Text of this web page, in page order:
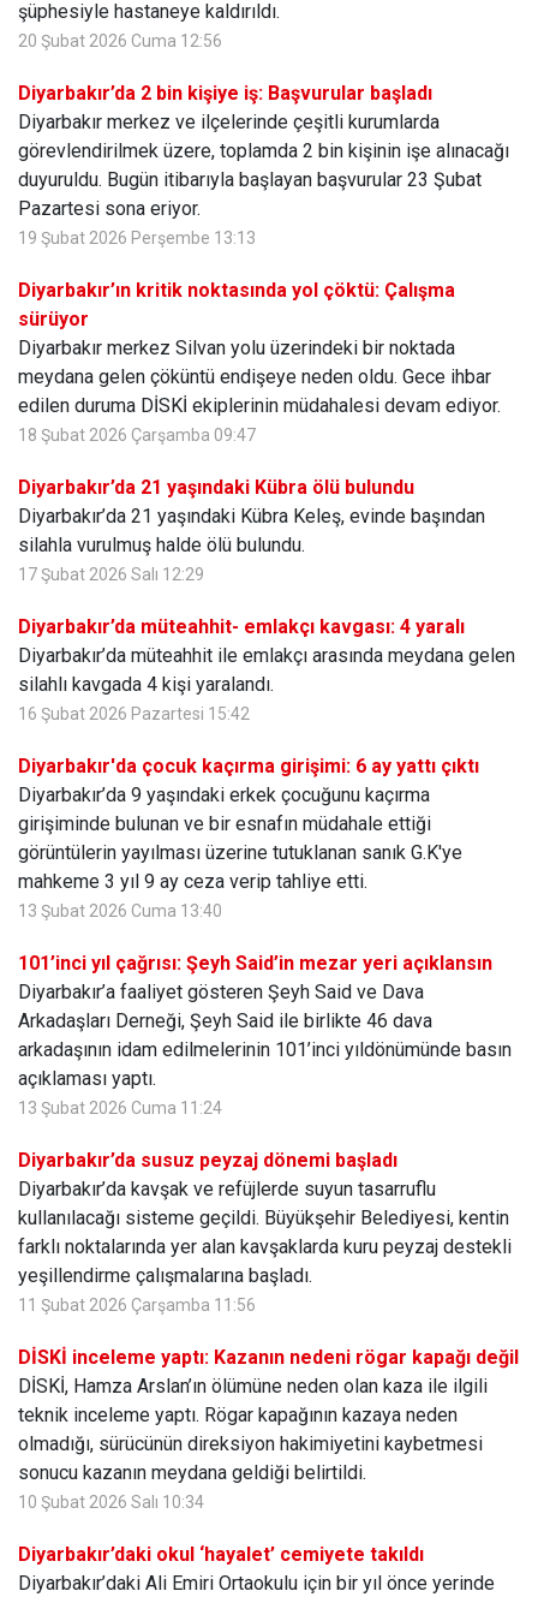
şüphesiyle hastaneye kaldırıldı.
20 Şubat 2026 Cuma 12:56
Diyarbakır’da 2 bin kişiye iş: Başvurular başladı
Diyarbakır merkez ve ilçelerinde çeşitli kurumlarda
görevlendirilmek üzere, toplamda 2 bin kişinin işe alınacağı
duyuruldu. Bugün itibarıyla başlayan başvurular 23 Şubat
Pazartesi sona eriyor.
19 Şubat 2026 Perşembe 13:13
Diyarbakır’ın kritik noktasında yol çöktü: Çalışma
sürüyor
Diyarbakır merkez Silvan yolu üzerindeki bir noktada
meydana gelen çöküntü endişeye neden oldu. Gece ihbar
edilen duruma DİSKİ ekiplerinin müdahalesi devam ediyor.
18 Şubat 2026 Çarşamba 09:47
Diyarbakır’da 21 yaşındaki Kübra ölü bulundu
Diyarbakır’da 21 yaşındaki Kübra Keleş, evinde başından
silahla vurulmuş halde ölü bulundu.
17 Şubat 2026 Salı 12:29
Diyarbakır’da müteahhit- emlakçı kavgası: 4 yaralı
Diyarbakır’da müteahhit ile emlakçı arasında meydana gelen
silahlı kavgada 4 kişi yaralandı.
16 Şubat 2026 Pazartesi 15:42
Diyarbakır'da çocuk kaçırma girişimi: 6 ay yattı çıktı
Diyarbakır’da 9 yaşındaki erkek çocuğunu kaçırma
girişiminde bulunan ve bir esnafın müdahale ettiği
görüntülerin yayılması üzerine tutuklanan sanık G.K'ye
mahkeme 3 yıl 9 ay ceza verip tahliye etti.
13 Şubat 2026 Cuma 13:40
101’inci yıl çağrısı: Şeyh Said’in mezar yeri açıklansın
Diyarbakır’a faaliyet gösteren Şeyh Said ve Dava
Arkadaşları Derneği, Şeyh Said ile birlikte 46 dava
arkadaşının idam edilmelerinin 101’inci yıldönümünde basın
açıklaması yaptı.
13 Şubat 2026 Cuma 11:24
Diyarbakır’da susuz peyzaj dönemi başladı
Diyarbakır’da kavşak ve refüjlerde suyun tasarruflu
kullanılacağı sisteme geçildi. Büyükşehir Belediyesi, kentin
farklı noktalarında yer alan kavşaklarda kuru peyzaj destekli
yeşillendirme çalışmalarına başladı.
11 Şubat 2026 Çarşamba 11:56
DİSKİ inceleme yaptı: Kazanın nedeni rögar kapağı değil
DİSKİ, Hamza Arslan’ın ölümüne neden olan kaza ile ilgili
teknik inceleme yaptı. Rögar kapağının kazaya neden
olmadığı, sürücünün direksiyon hakimiyetini kaybetmesi
sonucu kazanın meydana geldiği belirtildi.
10 Şubat 2026 Salı 10:34
Diyarbakır’daki okul ‘hayalet’ cemiyete takıldı
Diyarbakır’daki Ali Emiri Ortaokulu için bir yıl önce yerinde